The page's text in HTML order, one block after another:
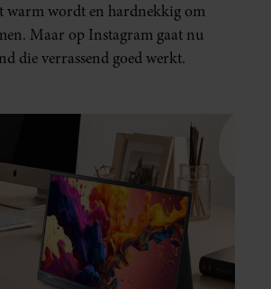
warm wordt en hardnekkig om
Maar op Instagram gaat nu
die verrassend goed werkt.